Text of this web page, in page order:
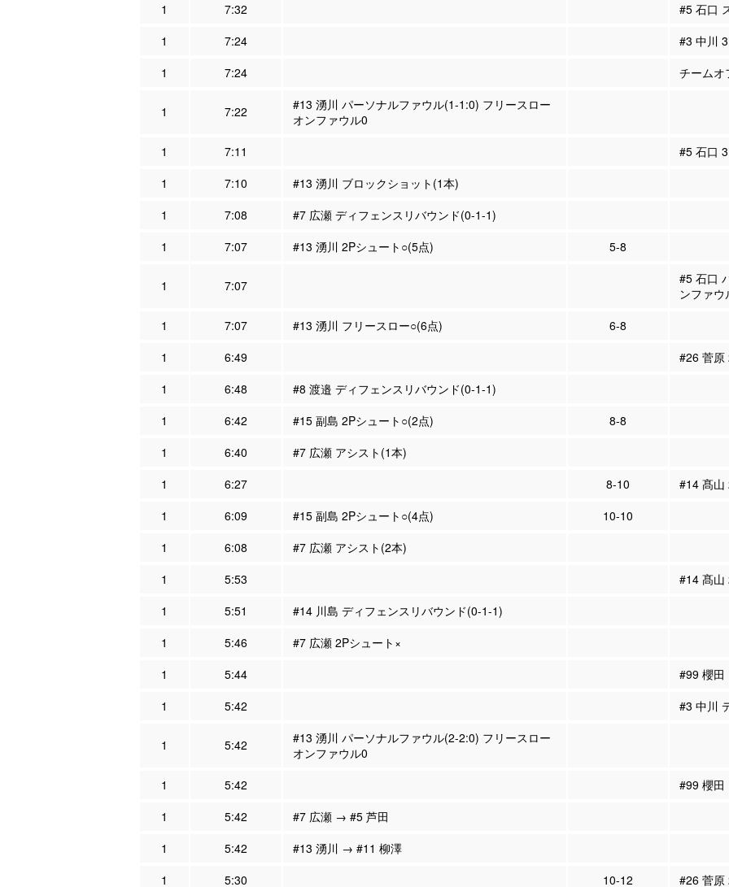
1
7:32
#5 石口
1
7:24
#3 中川
1
7:24 チームオ
1 7:22
#13 湧川 パーソナルファウル(1-1:0) フリースロー
オンファウル0
1
7:11
#5 石口
1
7:10
#13 湧川 ブロックショット(1本)
1
7:08
#7 広瀬 ディフェンスリバウンド(0-1-1)
1
7:07 #13 湧川 2Pシュート○(5点) 5-8
1 7:07
#5 石口
ンファ
1
7:07 #13 湧川 フリースロー○(6点)
6-8
1
6:49
#26 菅原
1
6:48
#8 渡邉 ディフェンスリバウンド(0-1-1)
1
6:42 #15 副島 2Pシュート○(2点)
8-8
1
6:40
#7 広瀬 アシスト(1本)
1
6:27 8-10
#14 髙山
1
6:09 #15 副島 2Pシュート○(4点)
10-10
1
6:08
#7 広瀬 アシスト(2本)
1
5:53
#14 髙山
1
5:51
#14 川島 ディフェンスリバウンド(0-1-1)
1
5:46
#7 広瀬 2Pシュート×
1
5:44
#99 櫻田
1
5:42 #3 中川
1 5:42
#13 湧川 パーソナルファウル(2-2:0) フリースロー
オンファウル0
1
5:42
#99 櫻
1
5:42
#7 広瀬 → #5 芦田
1
5:42
#13 湧川 → #11 柳澤
1
5:30 10-12 #26 菅原